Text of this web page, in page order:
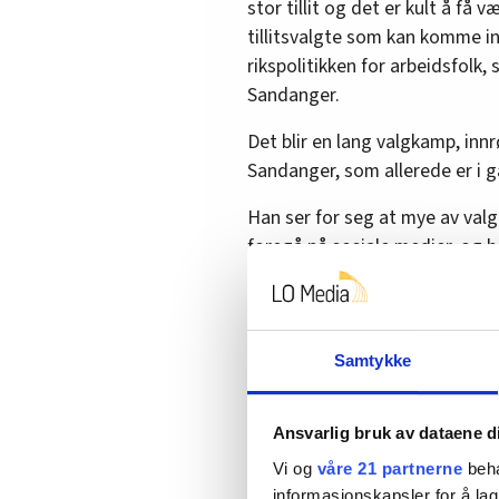
Samtykke
Ansvarlig bruk av dataene
Vi og våre 21 partnerne
informasjonskapsler for å
Kjell Arve Aspaas, 5.
Møre og Romsdal
Per Vidar Kjølmoen, 1.
Randi Walderhaug, 5.
Sogn og Fjordane
Ingen kandidater.
Hordaland
Nils Bjarte Sæle, 5.
Mohamed Kallel, 7.
Christoffer
Bård Eggen, 9. plass
Jorge Alex Dahl, 12.
stor tillit og det er kult å få
tillitsvalgte som kan komme
rikspolitikken for arbeidsfolk,
Sandanger.
Det blir en lang valgkamp,
Sandanger, som allerede er i
Han ser for seg at mye av
foregå på sosiale medier, og
Ap må gjøre et veldig godt
som nå arbeider som
Varaplass og
– Siden jeg har bakgrunn fra
for arbeidere. Dessuten